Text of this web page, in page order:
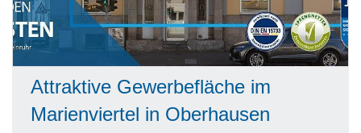
Attraktive Gewerbefläche im
Marienviertel in Oberhausen